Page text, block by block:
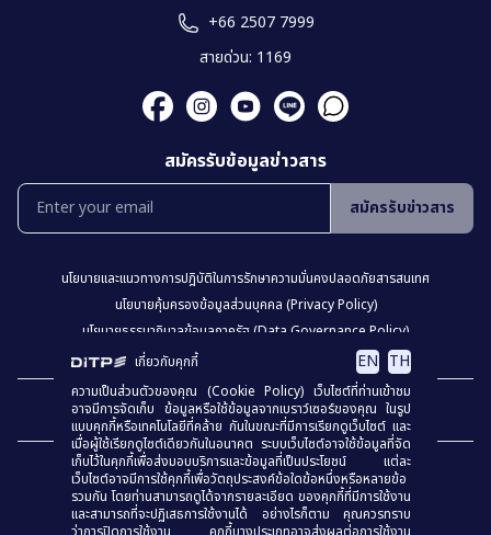
เกี่ยวกับคุกกี้ EN TH
ความเป็นส่วนตัวของคุณ (Cookie Policy) เว็บไซต์ที่ท่านเข้าชม
อาจมีการจัดเก็บ ข้อมูลหรือใช้ข้อมูลจากเบราว์เซอร์ของคุณ ในรูป
แบบคุกกี้หรือเทคโนโลยีที่คล้าย กันในขณะที่มีการเรียกดูเว็บไซต์ และ
เมื่อผู้ใช้เรียกดูไซต์เดียวกันในอนาคต ระบบเว็บไซต์อาจใช้ข้อมูลที่จัด
เก็บไว้ในคุกกี้เพื่อส่งมอบบริการและข้อมูลที่เป็นประโยชน์ แต่ละ
เว็บไซต์อาจมีการใช้คุกกี้เพื่อวัตถุประสงค์ข้อใดข้อหนึ่งหรือหลายข้อ
รวมกัน โดยท่านสามารถดูได้จากรายละเอียด ของคุกกี้ที่มีการใช้งาน
และสามารถที่จะปฏิเสธการใช้งานได้ อย่างไรก็ตาม คุณควรทราบ
+66 2507 7999
สายด่วน: 1169
สมัครรับข้อมูลข่าวสาร
สมัครรับข่าวสาร
นโยบายเเละเเนวทางการปฎิบัติในการรักษาความมั่นคงปลอดภัยสารสนเทศ
นโยบายคุ้มครองข้อมูลส่วนบุคคล (Privacy Policy)
นโยบายธรรมาภิบาลข้อมูลภาครัฐ (Data Governance Policy)
นโยบายเว็บไซต์ (Website Policy)
การปฏิเสธความรับผิด (Disclaimer)
เเผงผังเว็บไซต์